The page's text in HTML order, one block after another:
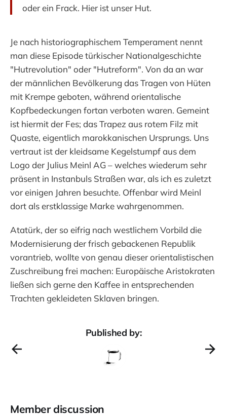
oder ein Frack. Hier ist unser Hut.
Je nach historiographischem Temperament nennt
man diese Episode türkischer Nationalgeschichte
"Hutrevolution" oder "Hutreform". Von da an war
der männlichen Bevölkerung das Tragen von Hüten
mit Krempe geboten, während orientalische
Kopfbedeckungen fortan verboten waren. Gemeint
ist hiermit der Fes; das Trapez aus rotem Filz mit
Quaste, eigentlich marokkanischen Ursprungs. Uns
vertraut ist der kleidsame Kegelstumpf aus dem
Logo der Julius Meinl AG – welches wiederum sehr
präsent in Instanbuls Straßen war, als ich es zuletzt
vor einigen Jahren besuchte. Offenbar wird Meinl
dort als erstklassige Marke wahrgenommen.
Atatürk, der so eifrig nach westlichem Vorbild die
Modernisierung der frisch gebackenen Republik
vorantrieb, wollte von genau dieser orientalistischen
Zuschreibung frei machen: Europäische Aristokraten
ließen sich gerne den Kaffee in entsprechenden
Trachten gekleideten Sklaven bringen.
Published by:
Member discussion